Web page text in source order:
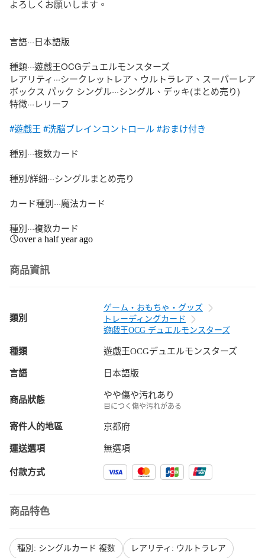
よろしくお願いします。
言語···日本語版
種類···遊戯王OCGデュエルモンスターズ
レアリティ···シークレットレア、ウルトラレア、スーパーレア
ボックス パック シングル···シングル、デッキ(まとめ売り)
特徴···レリーフ
#遊戯王 #洗脳ブレインコントロール #おまけ付き
種別···複数カード
種別/詳細···シングルまとめ売り
カード種別···魔法カード
種別···複数カード
over a half year ago
商品資訊
類別
ゲーム・おもちゃ・グッズ
トレーディングカード
遊戯王OCG デュエルモンスターズ
種類 遊戯王OCGデュエルモンスターズ
言語 日本語版
商品狀態 やや傷や汚れあり
目につく傷や汚れがある
寄件人的地區 京都府
運送選項 無選項
付款方式
商品特色
種別: シングルカード 複数 レアリティ: ウルトラレア